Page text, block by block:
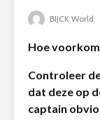
BIJCK World
Hoe
Controleer
dat deze op
captain